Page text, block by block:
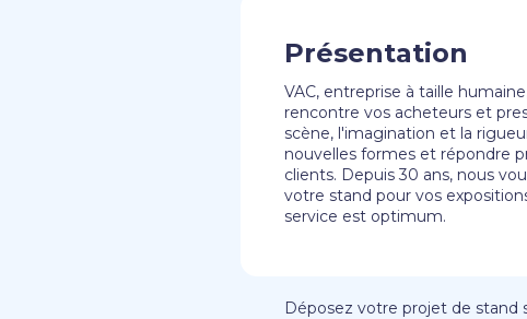
Présentation
VAC, entreprise à taille
rencontre vos acheteurs et
scène, l'imagination et la
nouvelles formes et répondre
clients. Depuis 30 ans, nous
votre stand pour vos
service est optimum.
Déposez votre projet de stand